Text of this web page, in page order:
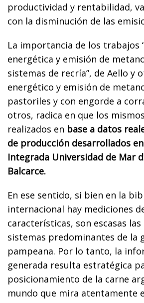
productividad y rentabilidad,
con la disminución de las
La importancia de los trabajos
energética y emisión de
sistemas de recría”, de Aello y
energético y emisión de
pastoriles y con engorde a
otros, radica en que los
realizados en base a datos
de producción desarrollados
Integrada Universidad de Mar
Balcarce.
En ese sentido, si bien en la
internacional hay mediciones
características, son escasas
sistemas predominantes de la
pampeana. Por lo tanto, la
generada resulta estratégica
posicionamiento de la carne
mundo que mira atentamente